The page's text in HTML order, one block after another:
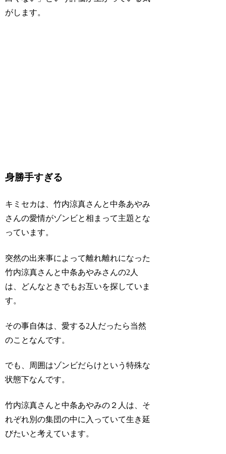
がします。
身勝手すぎる
キミセカは、竹内涼真さんと中条あやみ
さんの愛情がゾンビと相まって主題とな
っています。
突然の出来事によって離れ離れになった
竹内涼真さんと中条あやみさんの2人
は、どんなときでもお互いを探していま
す。
その事自体は、愛する2人だったら当然
のことなんです。
でも、周囲はゾンビだらけという特殊な
状態下なんです。
竹内涼真さんと中条あやみの２人は、そ
れぞれ別の集団の中に入っていて生き延
びたいと考えています。